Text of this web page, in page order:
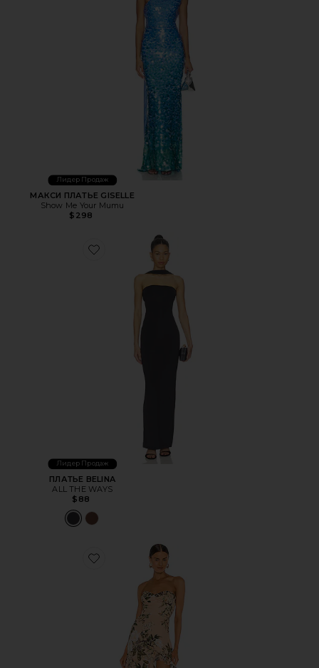
Лидер Продаж
МАКСИ ПЛАТЬЕ GISELLE
Show Me Your Mumu
$298
Favorite ПЛАТЬЕ BELINA
Лидер Продаж
ПЛАТЬЕ BELINA
ALL THE WAYS
$88
Favorite ВЕЧЕРНЕЕ ПЛАТЬЕ EDEN